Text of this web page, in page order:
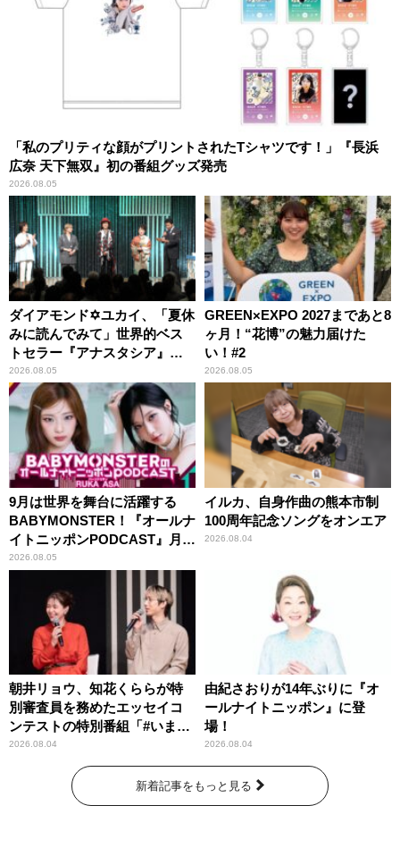
「私のプリティな顔がプリントされたTシャツです！」『長浜
広奈 天下無双』初の番組グッズ発売
2026.08.05
ダイアモンド✡ユカイ、「夏休
みに読んでみて」世界的ベス
トセラー『アナスタシア』を
紹介
2026.08.05
GREEN×EXPO 2027まであと8
ヶ月！“花博”の魅力届けた
い！#2
2026.08.05
9月は世界を舞台に活躍する
BABYMONSTER！『オールナ
イトニッポンPODCAST』月替
わりパーソナリティ
2026.08.05
イルカ、自身作曲の熊本市制
100周年記念ソングをオンエア
2026.08.04
朝井リョウ、知花くららが特
別審査員を務めたエッセイコ
ンテストの特別番組「#いまあ
なたに伝えたいこと」
2026.08.04
由紀さおりが14年ぶりに『オ
ールナイトニッポン』に登
場！
2026.08.04
新着記事をもっと見る